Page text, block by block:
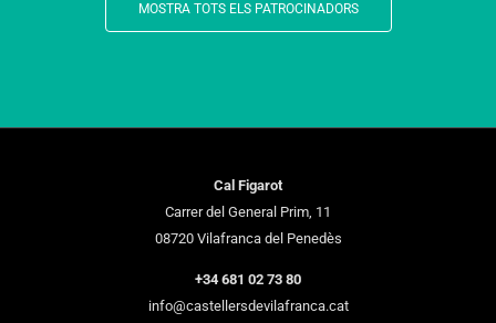
MOSTRA TOTS ELS PATROCINADORS
Cal Figarot
Carrer del General Prim, 11
08720 Vilafranca del Penedès
+34 681 02 73 80
info@castellersdevilafranca.cat